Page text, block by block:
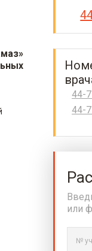
44-
44-
или